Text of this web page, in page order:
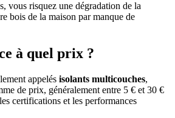
vous risquez une dégradation de la
bois de la maison par manque de
à quel prix ?
appelés isolants multicouches,
de prix, généralement entre 5 € et 30 €
certifications et les performances